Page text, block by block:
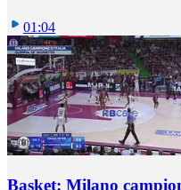
01:04
Basket: Milano